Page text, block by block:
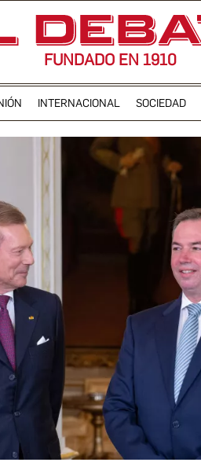
FUNDADO EN 1910
INTERNACIONAL SOCIEDAD